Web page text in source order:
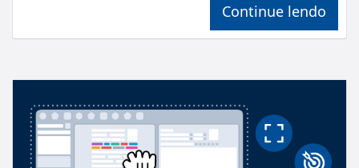
Continue lendo